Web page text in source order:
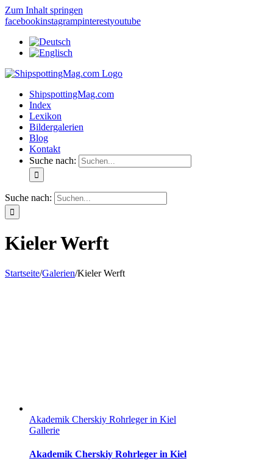
Zum Inhalt springen
facebookinstagrampinterestyoutube
ShipspottingMag.com
Index
Lexikon
Bildergalerien
Blog
Kontakt
Suche nach:
Suche nach:
Kieler Werft
Startseite/Galerien/Kieler Werft
Akademik Cherskiy Rohrleger in Kiel
Gallerie
Akademik Cherskiy Rohrleger in Kiel